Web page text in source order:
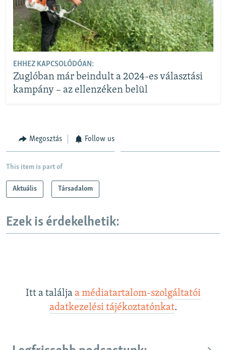
EHHEZ KAPCSOLÓDÓAN:
Zuglóban már beindult a 2024-es választási
kampány – az ellenzéken belül
Megosztás Follow us
This item is part of
Aktuális Társadalom
Ezek is érdekelhetik:
Itt a találja a médiatartalom-szolgáltatói
adatkezelési tájékoztatónkat.